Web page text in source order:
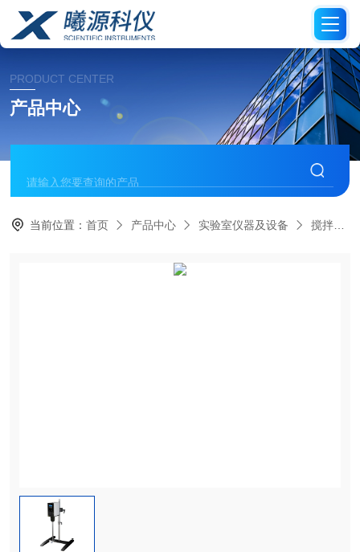
PRODUCT CENTER
产品中心
当前位置：首页 产品中心 实验室仪器及设备 搅拌器/分散机